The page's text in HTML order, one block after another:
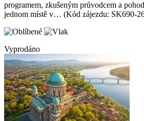
trvale oblíbený zájezd s kvalitně
programem, zkušeným průvodcem a
Vyprodáno